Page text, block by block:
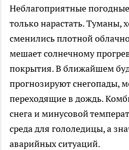
Неблагоприятные
только нарастать. Туманы,
сменились плотной
мешает солнечному
покрытия. В ближайшем
прогнозируют снегопады,
переходящие в дождь.
снега и минусовой
среда для гололедицы, а
аварийных ситуаций.